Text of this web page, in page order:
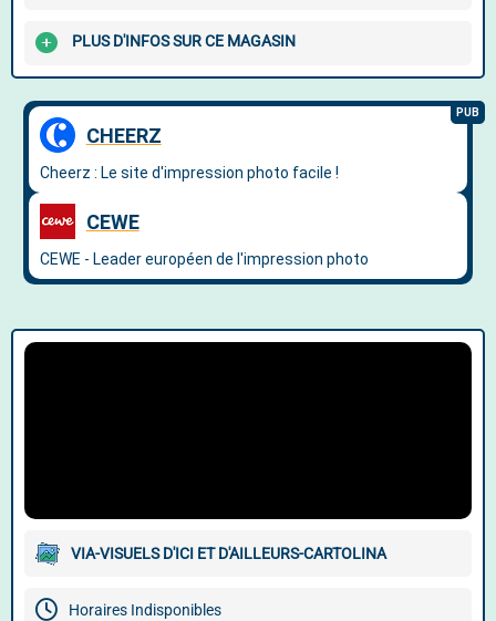
PLUS D'INFOS SUR CE MAGASIN
VIA-VISUELS D'ICI ET D'AILLEURS-CARTOLINA
Horaires Indisponibles